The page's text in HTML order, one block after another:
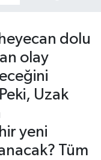
dolu
olay
Uzak
yeni
Tüm